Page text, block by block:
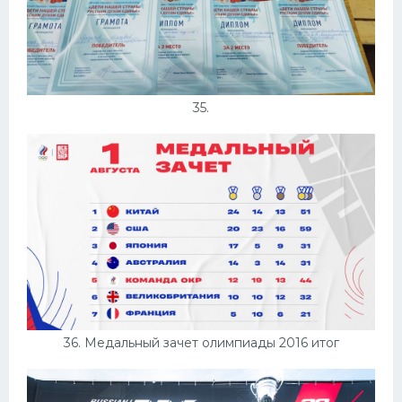
35.
36. Медальный зачет олимпиады 2016 итог